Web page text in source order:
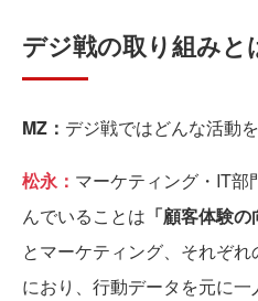
デジ戦の取り組みと
MZ： デジ戦ではどんな活動
松永： マーケティング・IT部
んでいることは 「顧客体験の
とマーケティング、それぞ
におり、行動データを元に